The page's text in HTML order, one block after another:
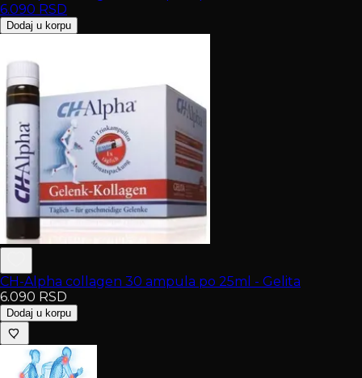
6.090 RSD
Dodaj u korpu
CH-Alpha collagen 30 ampula po 25ml - Gelita
6.090 RSD
Dodaj u korpu